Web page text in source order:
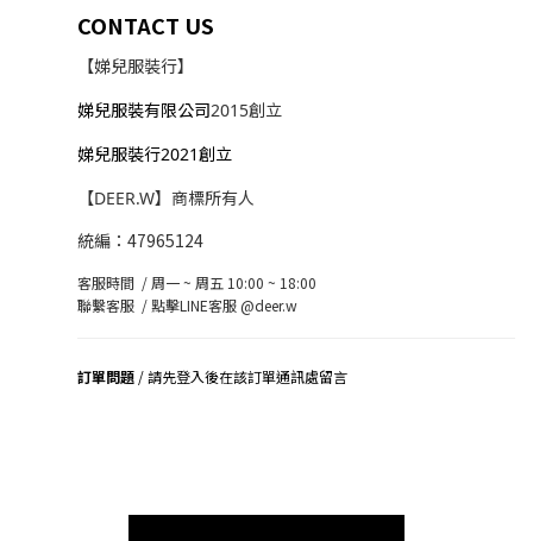
CONTACT US
【娣兒服裝行】
娣兒服裝有限公司2015創立
娣兒服裝行2021創立
【DEER.W】商標所有人
統編：47965124
客服時間 / 周一 ~ 周五 10:00 ~ 18:00
聯繫客服 /點擊LINE客服 @deer.w
訂單問題 / 請先登入後在該訂單通訊處留言